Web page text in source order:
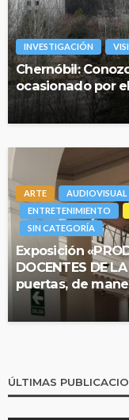
INVESTIGACIÓN
Chernóbil:
ocasionado por
ARTE AUDIOVISUAL
ENTRETENIMIENTO
SIN CATEGORÍA
Exposición
DOCENTES DE
puertas, de
ÚLTIMAS